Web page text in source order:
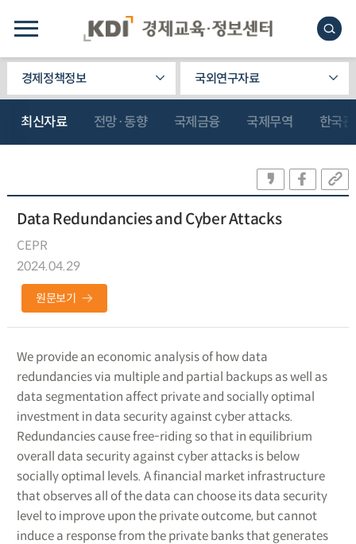
경제정책정보 국외연구자료
최신자료 전망·동향 국제금융 국제무역 한국
Data Redundancies and Cyber Attacks
CEPR
2024.04.29
원문보기
We provide an economic analysis of how data
redundancies via multiple and partial backups as well as
data segmentation affect private and socially optimal
investment in data security against cyber attacks.
Redundancies cause free-riding so that in equilibrium
overall data security against cyber attacks is below
socially optimal levels. A financial market infrastructure
that observes all of the data can choose its data security
level to improve upon the private outcome, but cannot
induce a response from the private banks that generates